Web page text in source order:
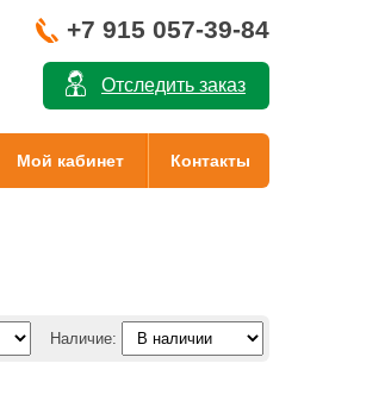
Отследить заказ
+7 915 057-39-84
Мой кабинет Контакты
Наличие: